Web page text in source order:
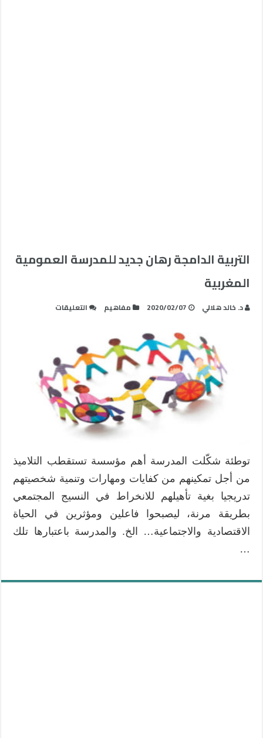
التربية الدامجة رهان جديد للمدرسة العمومية
المغربية
د. خالد هلالي 2020/02/07 مفاهيم التعليقات
جديد
للمدرسة
العمومية
المغربية
توطئة شكّلت المدرسة أهم مؤسسة تستقطب التلاميذ
من أجل تمكينهم من كفايات ومهارات وتنمية شخصيتهم
تدريجيا بغية تأهيلهم للانخراط في النسيج المجتمعي
بطريقة مرنة، ليصبحوا فاعلين ومؤثرين في الحياة
الاقتصادية والاجتماعية… الخ. والمدرسة باعتبارها تلك
…